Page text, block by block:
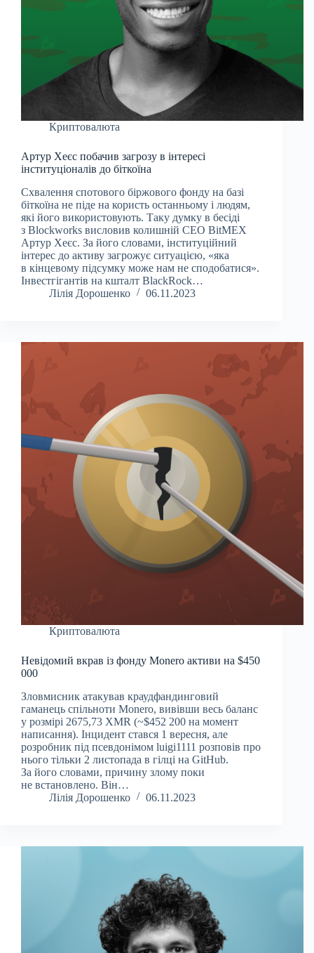
Криптовалюта
Артур Хеєс побачив загрозу в інтересі
інституціоналів до біткоїна
Схвалення спотового біржового фонду на базі
біткоїна не піде на користь останньому і людям,
які його використовують. Таку думку в бесіді
з Blockworks висловив колишній CEO BitMEX
Артур Хеєс. За його словами, інституційний
інтерес до активу загрожує ситуацією, «яка
в кінцевому підсумку може нам не сподобатися».
Інвестгігантів на кшталт BlackRock…
Лілія Дорошенко
06.11.2023
Криптовалюта
Невідомий вкрав із фонду Monero активи на $450
000
Зловмисник атакував краудфандинговий
гаманець спільноти Monero, вивівши весь баланс
у розмірі 2675,73 XMR (~$452 200 на момент
написання). Інцидент стався 1 вересня, але
розробник під псевдонімом luigi1111 розповів про
нього тільки 2 листопада в гілці на GitHub.
За його словами, причину злому поки
не встановлено. Він…
Лілія Дорошенко
06.11.2023